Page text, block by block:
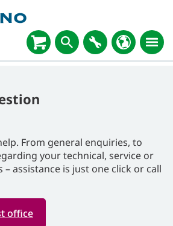
From general enquiries, to
your technical, service or
– assistance is just one click or call
office